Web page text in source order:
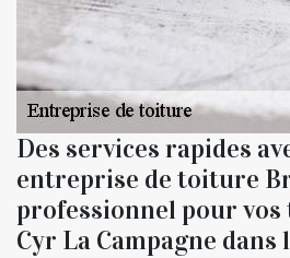
Des services rapides
entreprise de toiture
professionnel pour vos
Cyr La Campagne dans